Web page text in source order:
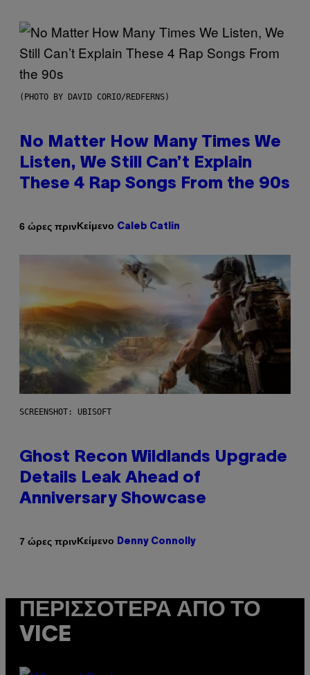
(PHOTO BY DAVID CORIO/REDFERNS)
No Matter How Many Times We
Listen, We Still Can’t Explain
These 4 Rap Songs From the 90s
6 ώρες πρινΚείμενο Caleb Catlin
SCREENSHOT: UBISOFT
Ghost Recon Wildlands Upgrade
Details Leak Ahead of
Anniversary Showcase
7 ώρες πρινΚείμενο Denny Connolly
ΠΕΡΙΣΣΌΤΕΡΑ ΑΠΌ ΤΟ
VICE